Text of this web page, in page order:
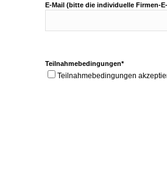
E-Mail (bitte die individuelle Firmen-
Teilnahmebedingungen*
Teilnahmebedingungen